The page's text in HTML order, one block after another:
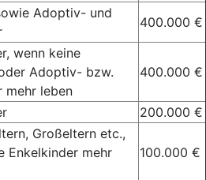
Adoptiv- und
400.000 €
wenn keine
Adoptiv- bzw.
mehr leben
400.000 €
200.000 €
Großeltern etc.,
Enkelkinder mehr
100.000 €